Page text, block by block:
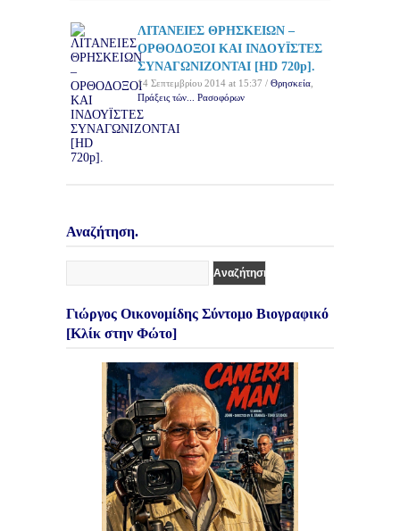
ΛΙΤΑΝΕΙΕΣ ΘΡΗΣΚΕΙΩΝ –
ΟΡΘΟΔΟΞΟΙ ΚΑΙ ΙΝΔΟΥΪΣΤΕΣ
ΣΥΝΑΓΩΝΙΖΟΝΤΑΙ [HD 720p].
14 Σεπτεμβρίου 2014 at 15:37 / Θρησκεία
Πράξεις τών... Ρασοφόρων
Αναζήτηση.
Γιώργος Οικονομίδης Σύντομο Βιογραφικό
[Κλίκ στην Φώτο]